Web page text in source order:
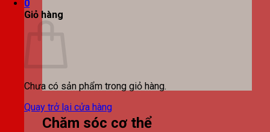
0
Giỏ hàng
Chưa có sản phẩm trong giỏ hàng.
Quay trở lại cửa hàng
Chăm sóc cơ thể